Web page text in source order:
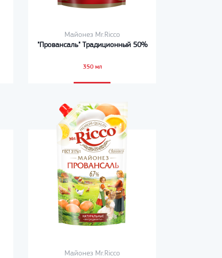
Майонез Mr.Ricco
"Провансаль" Традиционный 50%
350 мл
Майонез Mr.Ricco